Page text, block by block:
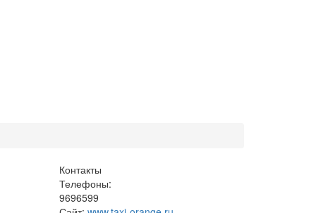
Контакты
Телефоны:
9696599